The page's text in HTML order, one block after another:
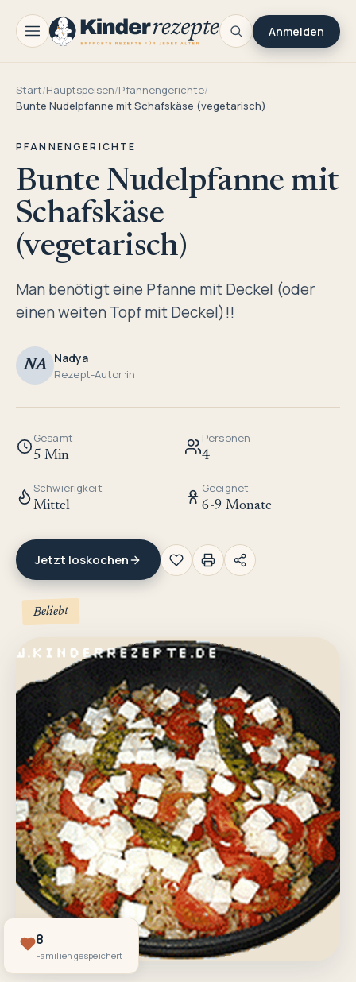
Anmelden
Start/Hauptspeisen/Pfannengerichte/
Bunte Nudelpfanne mit Schafskäse (vegetarisch)
PFANNENGERICHTE
Bunte Nudelpfanne mit
Schafskäse
(vegetarisch)
Man benötigt eine Pfanne mit Deckel (oder
einen weiten Topf mit Deckel)!!
NA Nadya
Rezept-Autor:in
Gesamt
5 Min
Personen
4
Schwierigkeit
Mittel
Geeignet
6-9 Monate
Jetzt loskochen
Beliebt
8
Familien gespeichert